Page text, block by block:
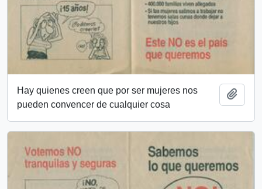
Hay quienes creen que por ser mujeres nos
pueden convencer de cualquier cosa